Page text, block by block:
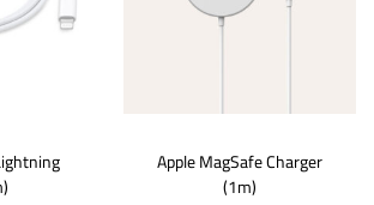
Apple MagSafe Charger
(1m)